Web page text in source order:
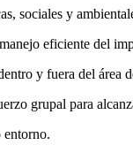
sociales y
eficiente del
y fuera del área
grupal para